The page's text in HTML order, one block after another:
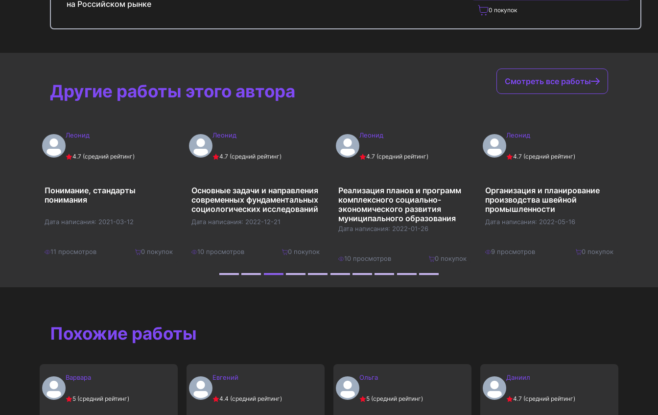
на Российском рынке
0 покупок
Другие работы этого автора Смотреть все работы
Леонид
4.7 (средний рейтинг)
Понимание, стандарты
понимания
Дата написания: 2021-03-12
11 просмотров 0 покупок
Леонид
4.7 (средний рейтинг)
Основные задачи и направления
современных фундаментальных
социологических исследований
Дата написания: 2022-12-21
10 просмотров 0 покупок
Леонид
4.7 (средний рейтинг)
Реализация планов и программ
комплексного социально-
экономического развития
муниципального образования
Дата написания: 2022-01-26
10 просмотров 0 покупок
Леонид
4.7 (средний рейтинг)
Организация и планирование
производства швейной
промышленности
Дата написания: 2022-05-16
9 просмотров 0 покупок
Похожие работы
Варвара
5 (средний рейтинг)
Евгений
4.4 (средний рейтинг)
Ольга
5 (средний рейтинг)
Даниил
4.7 (средний рейтинг)